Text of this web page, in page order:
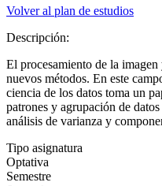
Volver al plan de estudios
Descripción:
El procesamiento de la
nuevos métodos. En este
ciencia de los datos toma un
patrones y agrupación de
análisis de varianza y
Tipo asignatura
Optativa
Semestre